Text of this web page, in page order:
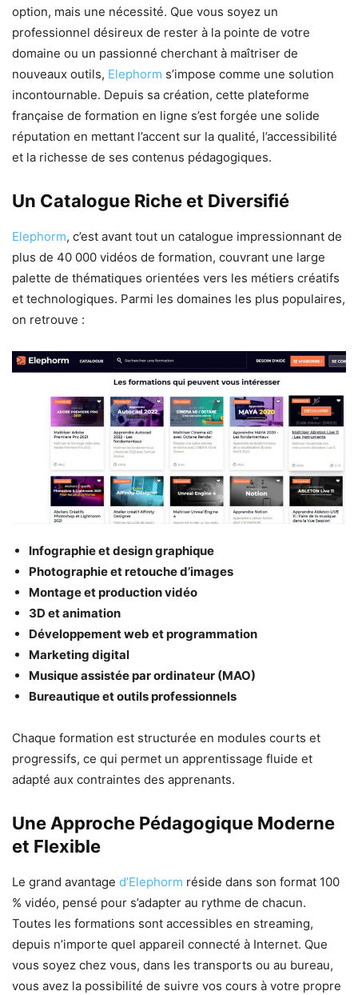
option, mais une nécessité. Que vous soyez un
professionnel désireux de rester à la pointe de votre
domaine ou un passionné cherchant à maîtriser de
nouveaux outils, Elephorm s’impose comme une solution
incontournable. Depuis sa création, cette plateforme
française de formation en ligne s’est forgée une solide
réputation en mettant l’accent sur la qualité, l’accessibilité
et la richesse de ses contenus pédagogiques.
Un Catalogue Riche et Diversifié
Elephorm, c’est avant tout un catalogue impressionnant de
plus de 40 000 vidéos de formation, couvrant une large
palette de thématiques orientées vers les métiers créatifs
et technologiques. Parmi les domaines les plus populaires,
on retrouve :
Infographie et design graphique
Photographie et retouche d’images
Montage et production vidéo
3D et animation
Développement web et programmation
Marketing digital
Musique assistée par ordinateur (MAO)
Bureautique et outils professionnels
Chaque formation est structurée en modules courts et
progressifs, ce qui permet un apprentissage fluide et
adapté aux contraintes des apprenants.
Une Approche Pédagogique Moderne
et Flexible
Le grand avantage d’Elephorm réside dans son format 100
% vidéo, pensé pour s’adapter au rythme de chacun.
Toutes les formations sont accessibles en streaming,
depuis n’importe quel appareil connecté à Internet. Que
vous soyez chez vous, dans les transports ou au bureau,
vous avez la possibilité de suivre vos cours à votre propre